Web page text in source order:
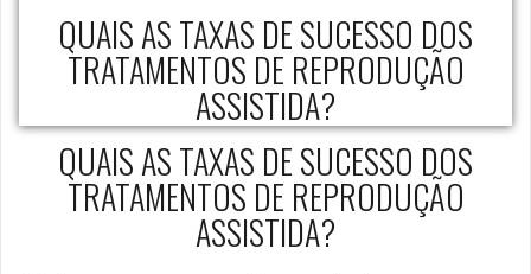
QUAIS AS TAXAS DE SUCESSO DOS
TRATAMENTOS DE REPRODUÇÃO
ASSISTIDA?
QUAIS AS TAXAS DE SUCESSO DOS
TRATAMENTOS DE REPRODUÇÃO
ASSISTIDA?